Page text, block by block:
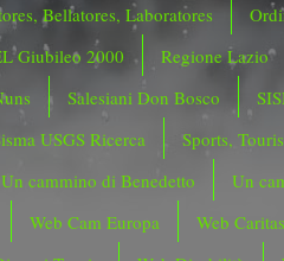
Bellatores, Laboratores
Giubileo 2000 Regione Lazio
Salesiani Don Bosco
USGS Ricerca Sports,
Un cammino di Benedetto Un
Web Cam Europa Web Caritas